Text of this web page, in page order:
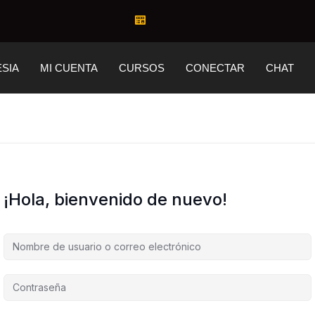
MI CUENTA CURSOS CONECTAR CHAT
¡Hola, bienvenido de nuevo!